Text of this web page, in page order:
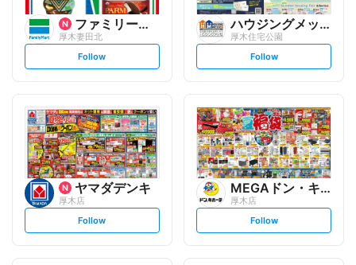
ファミリーマート
厚木妻田北
s
t
l
o
w
Follow
ハウジングメッセ
厚木住宅公園
s
t
l
o
w
Follow
ヤマダデンキ
厚木店
s
t
Follow
MEGAドン・キホーテ
厚木店
s
t
Follow